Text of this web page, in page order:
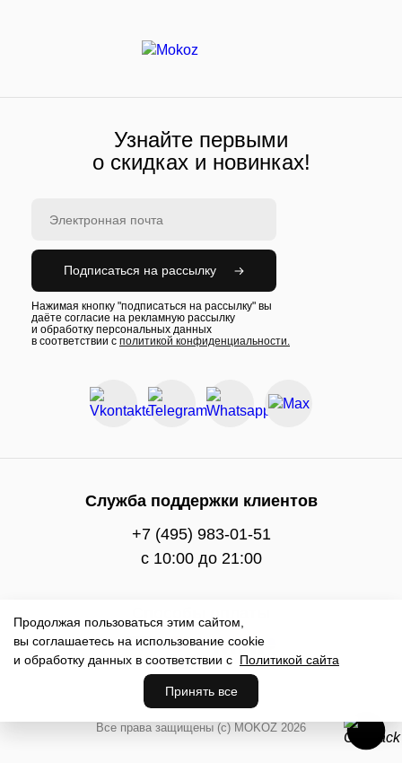
Узнайте первыми
о скидках и новинках!
Подписаться на рассылку
Нажимая кнопку "подписаться на рассылку" вы
даёте согласие на рекламную рассылку
и обработку персональных данных
в соответствии с политикой конфиденциальности.
Служба поддержки клиентов
+7 (495) 983-01-51
c 10:00 до 21:00
Способы оплаты
Все права защищены (с) MOKOZ 2026
Продолжая пользоваться этим сайтом,
вы соглашаетесь на использование cookie
и обработку данных в соответствии с Политикой сайта
Принять все